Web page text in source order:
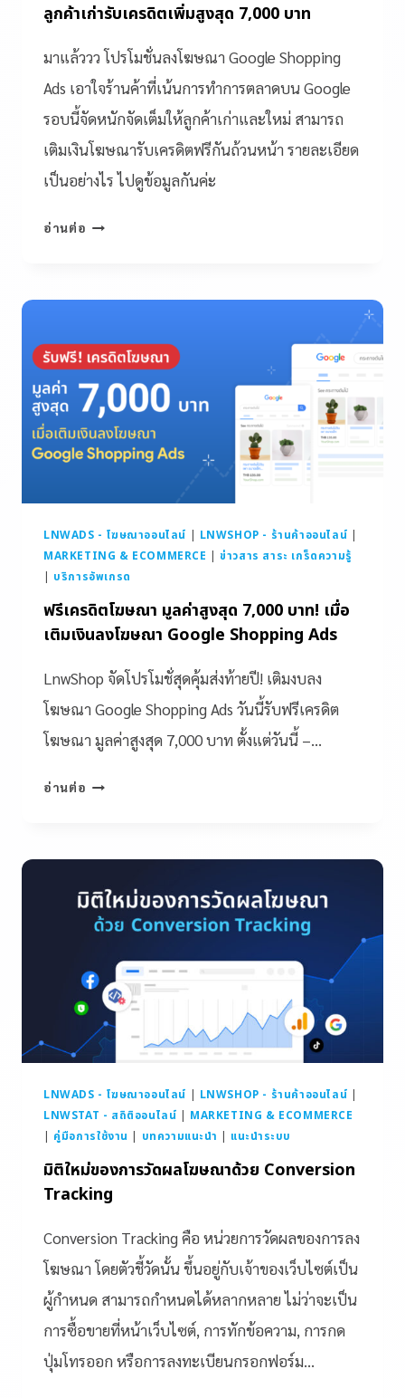
ลูกค้าเก่ารับเครดิตเพิ่มสูงสุด 7,000 บาท
มาแล้ววว โปรโมชั่นลงโฆษณา Google Shopping
Ads เอาใจร้านค้าที่เน้นการทำการตลาดบน Google
รอบนี้จัดหนักจัดเต็มให้ลูกค้าเก่าและใหม่ สามารถ
เติมเงินโฆษณารับเครดิตฟรีกันถ้วนหน้า รายละเอียด
เป็นอย่างไร ไปดูข้อมูลกันค่ะ
อ่านต่อ
LNWADS - โฆษณาออนไลน์ | LNWSHOP - ร้านค้าออนไลน์ |
MARKETING & ECOMMERCE |ข่าวสาร สาระ เกร็ดความรู้
| บริการอัพเกรด
ฟรีเครดิตโฆษณา มูลค่าสูงสุด 7,000 บาท! เมื่อ
เติมเงินลงโฆษณา Google Shopping Ads
LnwShop จัดโปรโมชั่สุดคุ้มส่งท้ายปี! เติมงบลง
โฆษณา Google Shopping Ads วันนี้รับฟรีเครดิต
โฆษณา มูลค่าสูงสุด 7,000 บาท ตั้งแต่วันนี้ –…
อ่านต่อ
LNWADS - โฆษณาออนไลน์ | LNWSHOP - ร้านค้าออนไลน์ |
LNWSTAT - สถิติออนไลน์ | MARKETING & ECOMMERCE
| คู่มือการใช้งาน | บทความแนะนำ | แนะนำระบบ
มิติใหม่ของการวัดผลโฆษณาด้วย Conversion
Tracking
Conversion Tracking คือ หน่วยการวัดผลของการลง
โฆษณา โดยตัวชี้วัดนั้น ขึ้นอยู่กับเจ้าของเว็บไซต์เป็น
ผู้กำหนด สามารถกำหนดได้หลากหลาย ไม่ว่าจะเป็น
การซื้อขายที่หน้าเว็บไซต์, การทักข้อความ, การกด
ปุ่มโทรออก หรือการลงทะเบียนกรอกฟอร์ม…